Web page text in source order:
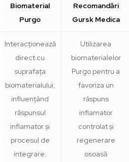
Biomaterial
Purgo
Recomandări
Gursk Medica
Interacționează
direct cu
suprafața
biomaterialului,
influențând
răspunsul
inflamator și
procesul de
integrare.
Utilizarea
biomaterialelor
Purgo pentru a
favoriza un
răspuns
inflamator
controlat și
regenerare
osoasă